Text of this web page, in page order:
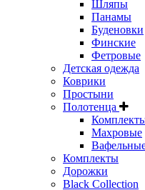
Шляпы
Панамы
Буденовки
Финские
Фетровые
Детская одежда
Коврики
Простыни
Полотенца
Махровые
Комплекты
Дорожки
Black Collection